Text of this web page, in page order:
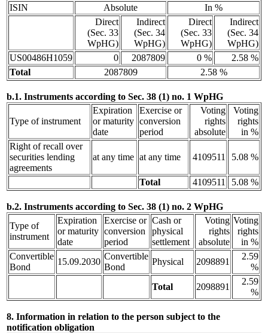
ISIN
Absolute
In %
Direct
(Sec. 33
WpHG)
Indirect
(Sec. 34
WpHG)
Direct
(Sec. 33
WpHG)
Indirect
(Sec. 34
WpHG)
US00486H1059
0 2087809 0 %
2.58 %
Total
2087809 2.58 %
b.1. Instruments according to Sec. 38 (1) no. 1 WpHG
Type of instrument
Expiration
or maturity
date
Exercise or
conversion
period
Voting
rights
absolute
Voting
rights
in %
Right of recall over
securities lending
agreements
at any time at any time 4109511 5.08 %
Total 4109511 5.08 %
b.2. Instruments according to Sec. 38 (1) no. 2 WpHG
Type of
instrument
Expiration
or maturity
date
Exercise or
conversion
period
Cash or
physical
settlement
Voting
rights
absolute
Voting
rights
in %
Convertible
Bond
15.09.2030
Convertible
Bond
Physical 2098891
2.59
%
Total
2098891
2.59
%
8. Information in relation to the person subject to the
notification obligation